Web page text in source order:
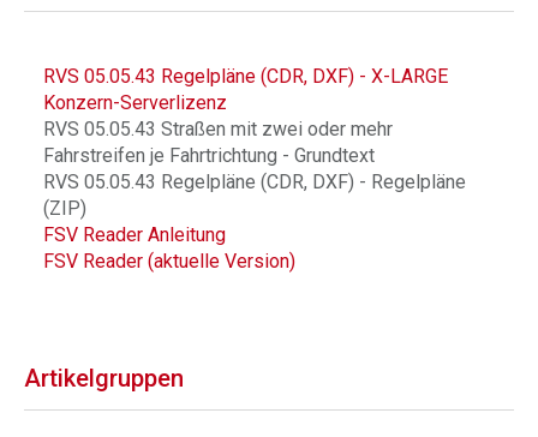
RVS 05.05.43 Regelpläne (CDR, DXF) - X-LARGE
Konzern-Serverlizenz
RVS 05.05.43 Straßen mit zwei oder mehr
Fahrstreifen je Fahrtrichtung - Grundtext
RVS 05.05.43 Regelpläne (CDR, DXF) - Regelpläne
(ZIP)
FSV Reader Anleitung
FSV Reader (aktuelle Version)
Artikelgruppen